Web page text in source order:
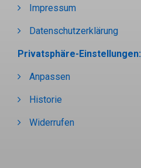
Impressum
Datenschutzerklärung
Privatsphäre-Einstellungen:
Anpassen
Historie
Widerrufen